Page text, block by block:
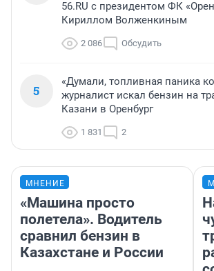
56.RU с президентом ФК
Кириллом Волженкиным
2 086 Обсудить
5
«Думали, топливная паника
журналист искал бензин на
Казани в Оренбург
1 831 2
МНЕНИЕ
«Машина просто
полетела». Водитель
сравнил бензин в
Казахстане и России